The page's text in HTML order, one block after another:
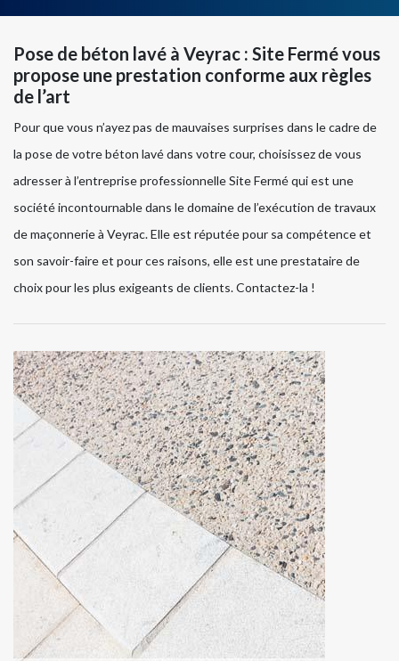
Pose de béton lavé à Veyrac : Site Fermé vous
propose une prestation conforme aux règles
de l’art
Pour que vous n’ayez pas de mauvaises surprises dans le cadre de
la pose de votre béton lavé dans votre cour, choisissez de vous
adresser à l’entreprise professionnelle Site Fermé qui est une
société incontournable dans le domaine de l’exécution de travaux
de maçonnerie à Veyrac. Elle est réputée pour sa compétence et
son savoir-faire et pour ces raisons, elle est une prestataire de
choix pour les plus exigeants de clients. Contactez-la !